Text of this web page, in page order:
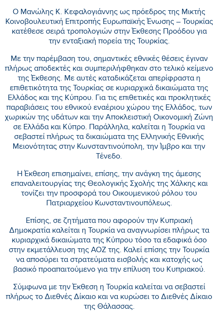
Ο Μανώλης Κ. Κεφαλογιάννης ως πρόεδρος της Μικτής
Κοινοβουλευτική Επιτροπής Ευρωπαϊκής Ένωσης – Τουρκίας
κατέθεσε σειρά τροπολογιών στην Έκθεσης Προόδου για
την ενταξιακή πορεία της Τουρκίας.
Με την παρέμβαση του, σημαντικές εθνικές θέσεις έγιναν
πλήρως αποδεκτές και συμπεριλήφθηκαν στο τελικό κείμενο
της Έκθεσης. Με αυτές καταδικάζεται απερίφραστα η
επιθετικότητα της Τουρκίας σε κυριαρχικά δικαιώματα της
Ελλάδος και της Κύπρου. Για τις επιθετικές και προκλητικές
παραβιάσεις του εθνικού εναέριου χώρου της Ελλάδος, των
χωρικών της υδάτων και την Αποκλειστική Οικονομική Ζώνη
σε Ελλάδα και Κύπρο. Παράλληλα, καλείται η Τουρκία να
σεβαστεί πλήρως τα δικαιώματα της Ελληνικής Εθνικής
Μειονότητας στην Κωνσταντινούπολη, την Ίμβρο και την
Τένεδο.
Η Έκθεση επισημαίνει, επίσης, την ανάγκη της άμεσης
επαναλειτουργίας της Θεολογικής Σχολής της Χάλκης και
τονίζει την προσφορά του Οικουμενικού ρόλου του
Πατριαρχείου Κωνσταντινουπόλεως.
Επίσης, σε ζητήματα που αφορούν την Κυπριακή
Δημοκρατία καλείται η Τουρκία να αναγνωρίσει πλήρως τα
κυριαρχικά δικαιώματα της Κύπρου τόσο τα εδαφικά όσο
στην εκμετάλλευση της ΑΟΖ της. Καλεί επίσης την Τουρκία
να αποσύρει τα στρατεύματα εισβολής και κατοχής ως
βασικό προαπαιτούμενο για την επίλυση του Κυπριακού.
Σύμφωνα με την Έκθεση η Τουρκία καλείται να σεβαστεί
πλήρως το Διεθνές Δίκαιο και να κυρώσει το Διεθνές Δίκαιο
της Θάλασσας.